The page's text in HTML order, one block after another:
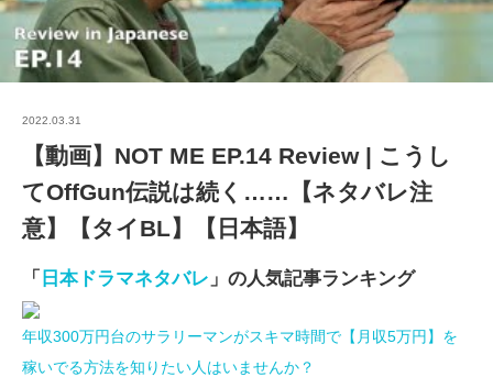
2022.03.31
【動画】NOT ME EP.14 Review | こうし
てOffGun伝説は続く……【ネタバレ注
意】【タイBL】【日本語】
「 日本ドラマネタバレ 」の人気記事ランキング
年収300万円台のサラリーマンがスキマ時間で【月収5万円】を
稼いでる方法を知りたい人はいませんか？